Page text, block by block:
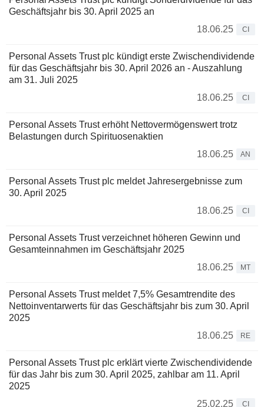
Geschäftsjahr bis 30. April 2025 an
18.06.25
CI
Personal Assets Trust plc kündigt erste Zwischendividende
für das Geschäftsjahr bis 30. April 2026 an - Auszahlung
am 31. Juli 2025
18.06.25
CI
Personal Assets Trust erhöht Nettovermögenswert trotz
Belastungen durch Spirituosenaktien
18.06.25
AN
Personal Assets Trust plc meldet Jahresergebnisse zum
30. April 2025
18.06.25
CI
Personal Assets Trust verzeichnet höheren Gewinn und
Gesamteinnahmen im Geschäftsjahr 2025
18.06.25
MT
Personal Assets Trust meldet 7,5% Gesamtrendite des
Nettoinventarwerts für das Geschäftsjahr bis zum 30. April
2025
18.06.25
RE
Personal Assets Trust plc erklärt vierte Zwischendividende
für das Jahr bis zum 30. April 2025, zahlbar am 11. April
2025
25.02.25
CI